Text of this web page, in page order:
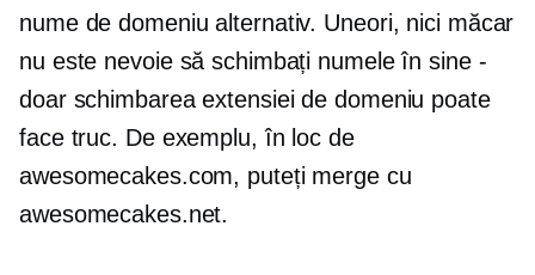
nume de domeniu alternativ. Uneori, nici măcar
nu este nevoie să schimbați numele în sine -
doar schimbarea extensiei de domeniu poate
face truc. De exemplu, în loc de
awesomecakes.com, puteți merge cu
awesomecakes.net.